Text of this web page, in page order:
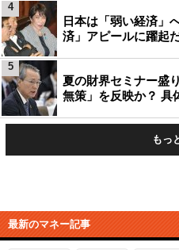
日本は「弱い経済」
済」アピールに躍起
4
夏の財界セミナー盛
無策」を反映か？ 具
5
もっ
最新のマネー記事